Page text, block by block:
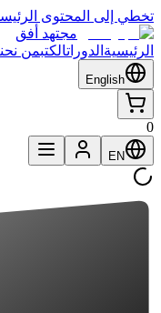
تخطي إلى المحتوى
مجتهد أفق
الرئيسية الدوراتالكتبمن نحن
English
0
EN